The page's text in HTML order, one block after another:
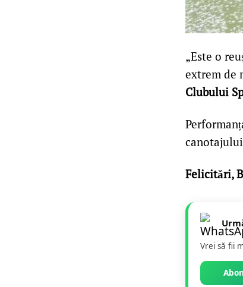
„Este o
extrem de
Clubului
canotajului
Felicitări,
Vrei să fii